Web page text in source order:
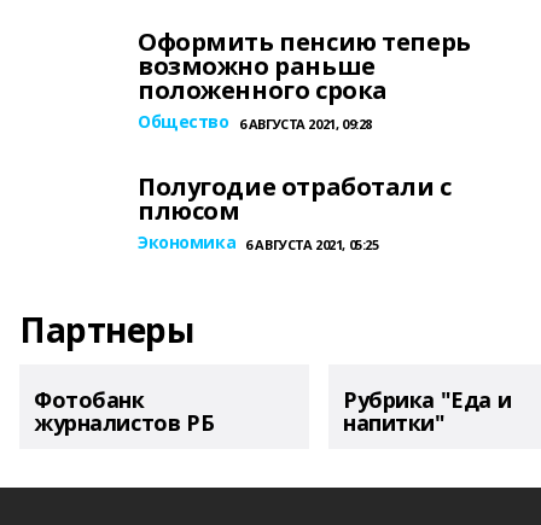
Оформить пенсию теперь
возможно раньше
положенного срока
Общество 6 АВГУСТА 2021, 09:28
Полугодие отработали с
плюсом
Экономика 6 АВГУСТА 2021, 05:25
Партнеры
Фотобанк
журналистов РБ
Рубрика "Еда и
напитки"